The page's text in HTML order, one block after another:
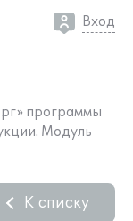
Вход
программы
Модуль
К списку